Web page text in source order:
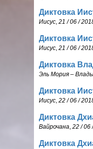
Диктовка
Иисус, 21 / 06 /
Диктовка
Иисус, 21 / 06 /
Диктовка
Эль Мория –
Диктовка
Иисус, 22 / 06 /
Диктовка
Вайрочана, 22 / 06
Диктовка